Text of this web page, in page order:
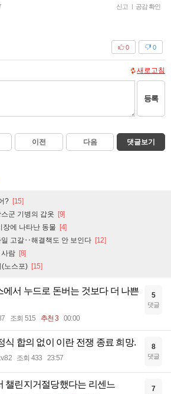
신고 | 공감 확인
0
0
새로고침
등록
이전 다음 댓글보기
? [15]
군 기병의 갑옷 [9]
장에 나타난 동물 [4]
일 고갈‥해결책도 안 보인다 [12]
람 [8]
(노스포) [15]
에서 누드로 돈버는 것보다 더 나쁜
조회 515 추천 3 00:00
5
댓글
식 합의 없이 이란 전쟁 종료 희망.
조회 433 23:57
8
댓글
챌린지거절당했다는 리센느 7